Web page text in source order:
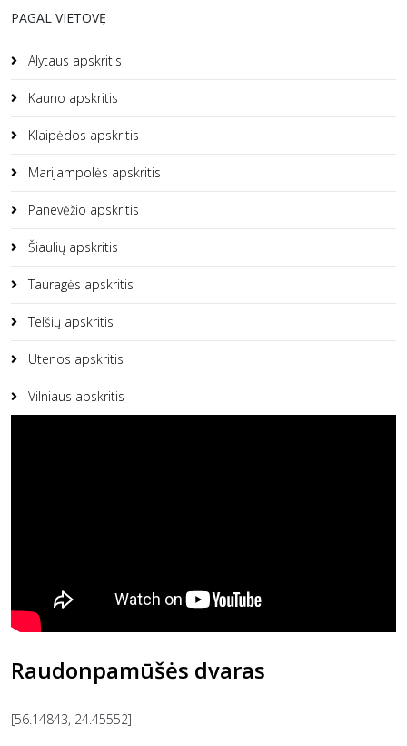
PAGAL VIETOVĘ
Alytaus apskritis
Kauno apskritis
Klaipėdos apskritis
Marijampolės apskritis
Panevėžio apskritis
Šiaulių apskritis
Tauragės apskritis
Telšių apskritis
Utenos apskritis
Vilniaus apskritis
Raudonpamūšės dvaras
[56.14843, 24.45552]